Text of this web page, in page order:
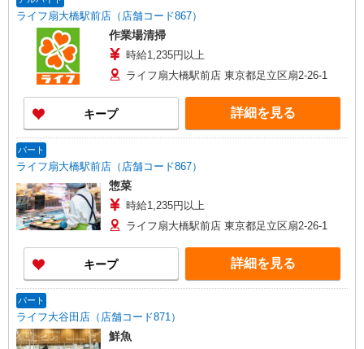
ライフ扇大橋駅前店（店舗コード867）
作業場清掃
時給1,235円以上
ライフ扇大橋駅前店 東京都足立区扇2-26-1
キープ 詳細を見る
パート
ライフ扇大橋駅前店（店舗コード867）
惣菜
時給1,235円以上
ライフ扇大橋駅前店 東京都足立区扇2-26-1
キープ 詳細を見る
パート
ライフ大谷田店（店舗コード871）
鮮魚